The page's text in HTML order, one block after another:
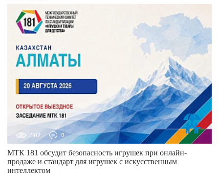
102 0
МТК 181 обсудит безопасность игрушек при онлайн-
продаже и стандарт для игрушек с искусственным
интеллектом